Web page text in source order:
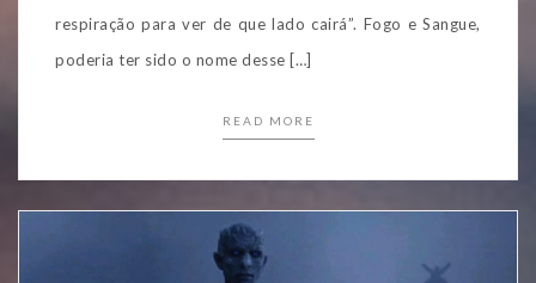
respiração para ver de que lado cairá”. Fogo e Sangue,
poderia ter sido o nome desse […]
READ MORE